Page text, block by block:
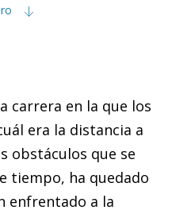
carrera en la que los
era la distancia a
obstáculos que se
tiempo, ha quedado
enfrentado a la